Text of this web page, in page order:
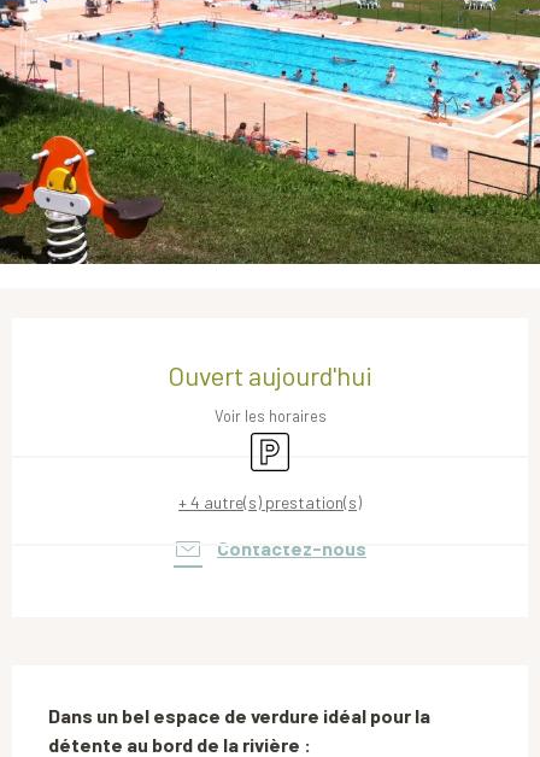
Ouvert aujourd'hui
Voir les horaires
Parking
+ 4 autre(s) prestation(s)
Contactez-nous
Dans un bel espace de verdure idéal pour la
détente au bord de la rivière :